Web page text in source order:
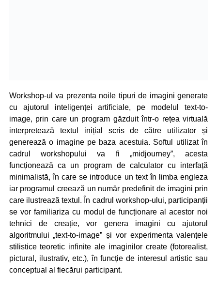
Workshop-ul va prezenta noile tipuri de imagini generate
cu ajutorul inteligenței artificiale, pe modelul text-to-
image, prin care un program găzduit într-o rețea virtuală
interpretează textul inițial scris de către utilizator și
generează o imagine pe baza acestuia. Softul utilizat în
cadrul workshopului va fi „midjourney”, acesta
funcționează ca un program de calculator cu interfață
minimalistă, în care se introduce un text în limba engleza
iar programul creează un număr predefinit de imagini prin
care ilustrează textul. În cadrul workshop-ului, participanții
se vor familiariza cu modul de funcționare al acestor noi
tehnici de creație, vor genera imagini cu ajutorul
algoritmului „text-to-image” și vor experimenta valențele
stilistice teoretic infinite ale imaginilor create (fotorealist,
pictural, ilustrativ, etc.), în funcție de interesul artistic sau
conceptual al fiecărui participant.